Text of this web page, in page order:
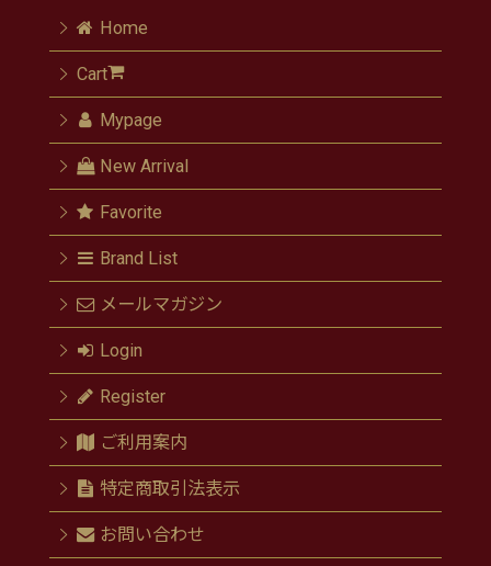
Home
Cart
Mypage
New Arrival
Favorite
Brand List
メールマガジン
Login
Register
ご利用案内
特定商取引法表示
お問い合わせ